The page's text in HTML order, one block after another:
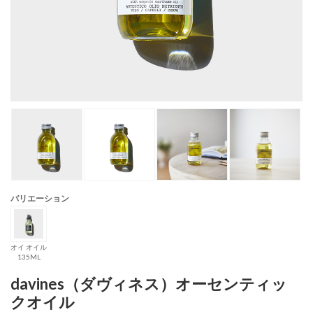
バリエーション
オイ オイル
135ML
davines（ダヴィネス）オーセンティッ
クオイル